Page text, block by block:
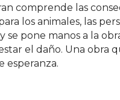
comprende las
los animales, las
se pone manos a la
el daño. Una obra
esperanza.